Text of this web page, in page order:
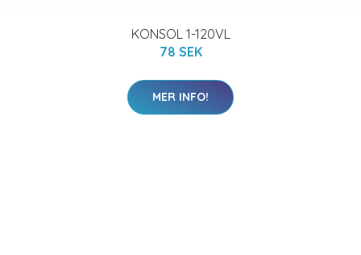
KONSOL 1-120VL
78 SEK
MER INFO!